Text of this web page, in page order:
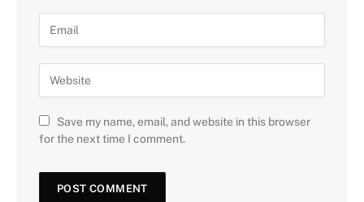
Save my name, email, and website in this browser
for the next time I comment.